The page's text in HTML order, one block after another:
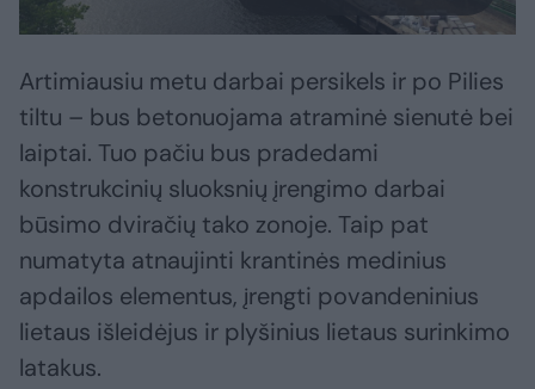
Artimiausiu metu darbai persikels ir po Pilies
tiltu – bus betonuojama atraminė sienutė bei
laiptai. Tuo pačiu bus pradedami
konstrukcinių sluoksnių įrengimo darbai
būsimo dviračių tako zonoje. Taip pat
numatyta atnaujinti krantinės medinius
apdailos elementus, įrengti povandeninius
lietaus išleidėjus ir plyšinius lietaus surinkimo
latakus.